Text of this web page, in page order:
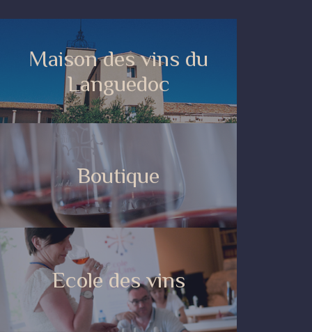
Maison des vins du
Languedoc
Boutique
Ecole des vins